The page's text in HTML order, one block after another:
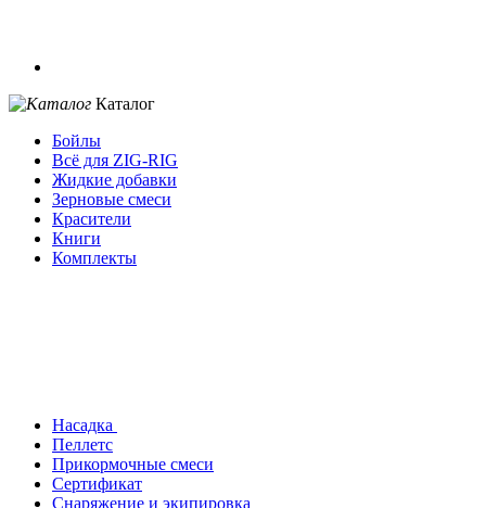
Каталог
Бойлы
Всё для ZIG-RIG
Жидкие добавки
Зерновые смеси
Красители
Книги
Комплекты
Насадка
Пеллетс
Прикормочные смеси
Сертификат
Снаряжение и экипировка